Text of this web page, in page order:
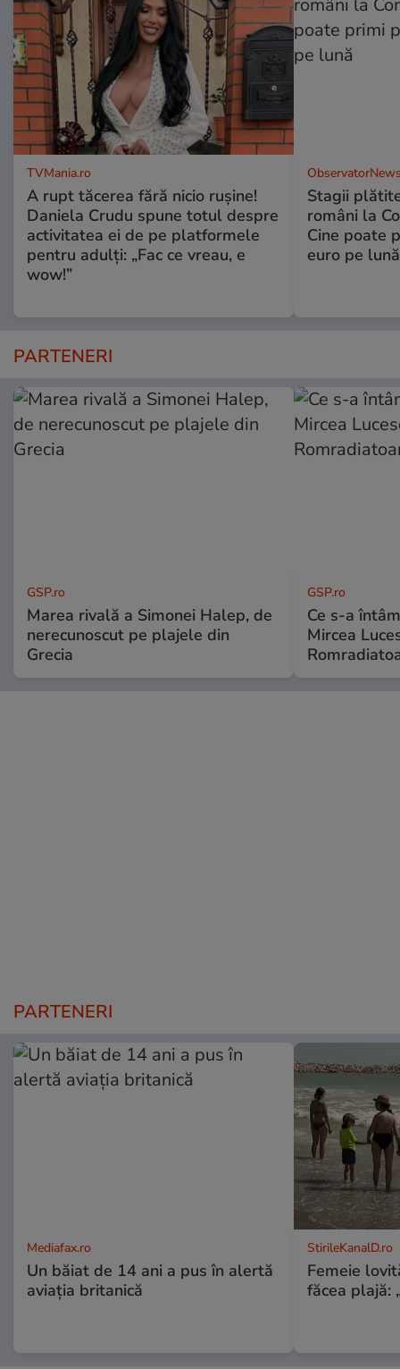
TVMania.ro
A rupt tăcerea fără nicio rușine!
Daniela Crudu spune totul despre
activitatea ei de pe platformele
pentru adulți: „Fac ce vreau, e
wow!”
Stagii
români la
Cine poate
euro pe lună
PARTENERI
GSP.ro
Marea rivală a Simonei Halep, de
nerecunoscut pe plajele din
Grecia
GSP.ro
Ce s-a
Mircea
PARTENERI
Mediafax.ro
Un băiat de 14 ani a pus în alertă
aviația britanică
StirileKanalD.ro
Femeie
făcea plajă: